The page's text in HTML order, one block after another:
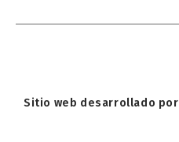
Sitio web desarrollado por